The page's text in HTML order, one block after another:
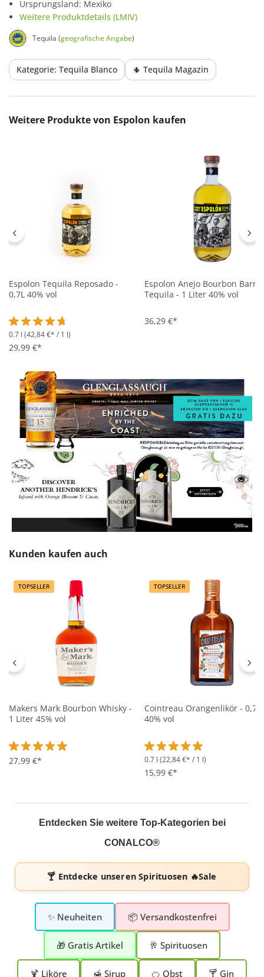
Ursprungsland: Mexiko
Weitere Produktdetails (LMIV)
Tequila (geografische Angabe)
Kategorie: Tequila Blanco 🌵 Tequila Magazin
Produktgalerie überspringen
Weitere Produkte von Espolon kaufen
Espolon Tequila Reposado -
0,7L 40% vol
Durchschnittliche Bewertung von 4.7 von 5 Sternen
0.7 l (42,84 €* / 1 l)
29,99 €*
Espolon Anejo Bourbon
Tequila - 1 Liter 40% vol
36,29 €*
Produktgalerie überspringen
Kunden kaufen auch
TOPSELLER
Makers Mark Bourbon Whisky -
1 Liter 45% vol
Durchschnittliche Bewertung von 4.8 von 5 Sternen
27,99 €*
TOPSELLER
Cointreau Orangenlikör - 0,7L
40% vol
Durchschnittliche
0.7 l (22,84 €* / 1 l)
15,99 €*
Entdecken Sie weitere Top-Kategorien bei
CONALCO®
🍸 Entdecke unserenSpirituosen 🔥Sale
✨ Neuheiten 📦 Versandkostenfrei
🎁 Gratis Artikel 🥂 Spirituosen
🍹 Liköre 🍯 Sirup 🍊 Obst 🍸 Gin